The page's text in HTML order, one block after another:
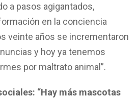
a pasos agigantados,
en la conciencia
veinte años se incrementaron
y hoy ya tenemos
por maltrato animal”.
“Hay más mascotas